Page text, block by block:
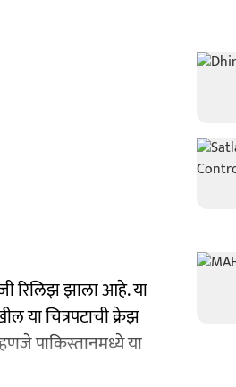
रिलिझ झाला आहे. या
या चित्रपटाची क्रेझ
पाकिस्तानमध्ये या